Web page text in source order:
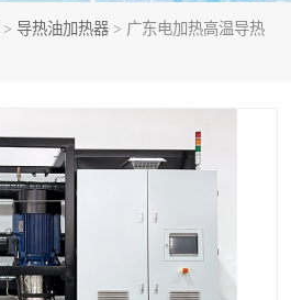
> 导热油加热器 > 广东电加热高温导热